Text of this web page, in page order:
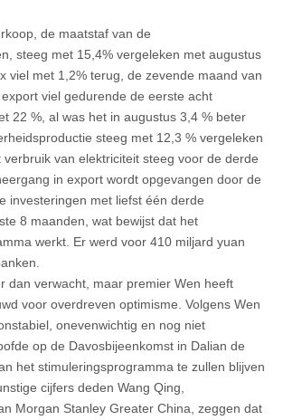
de maatstaf van de
steeg met 15,4% vergeleken met augustus
viel met 1,2% terug, de zevende maand van
viel gedurende de eerste acht
22 %, al was het in augustus 3,4 % beter
steeg met 12,3 % vergeleken
verbruik van elektriciteit steeg voor de derde
in export wordt opgevangen door de
investeringen met liefst één derde
8 maanden, wat bewijst dat het
werkt. Er werd voor 410 miljard yuan
dan verwacht, maar premier Wen heeft
voor overdreven optimisme. Volgens Wen
onevenwichtig en nog niet
op de Davosbijeenkomst in Dalian de
het stimuleringsprogramma te zullen blijven
cijfers deden Wang Qing,
Morgan Stanley Greater China, zeggen dat